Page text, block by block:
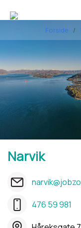
Forside
Narvik
476 59 981